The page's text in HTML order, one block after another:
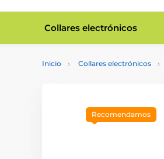
Collares electrónicos
Inicio Collares electrónicos
Recomendamos